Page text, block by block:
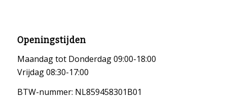
Openingstijden
Maandag tot Donderdag 09:00-18:00
Vrijdag 08:30-17:00
BTW-nummer: NL859458301B01